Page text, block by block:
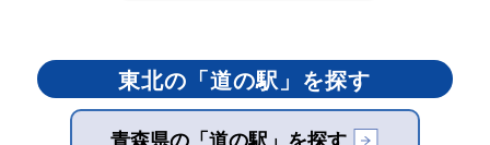
東北の「道の駅」を探す
青森県の「道の駅」を探す